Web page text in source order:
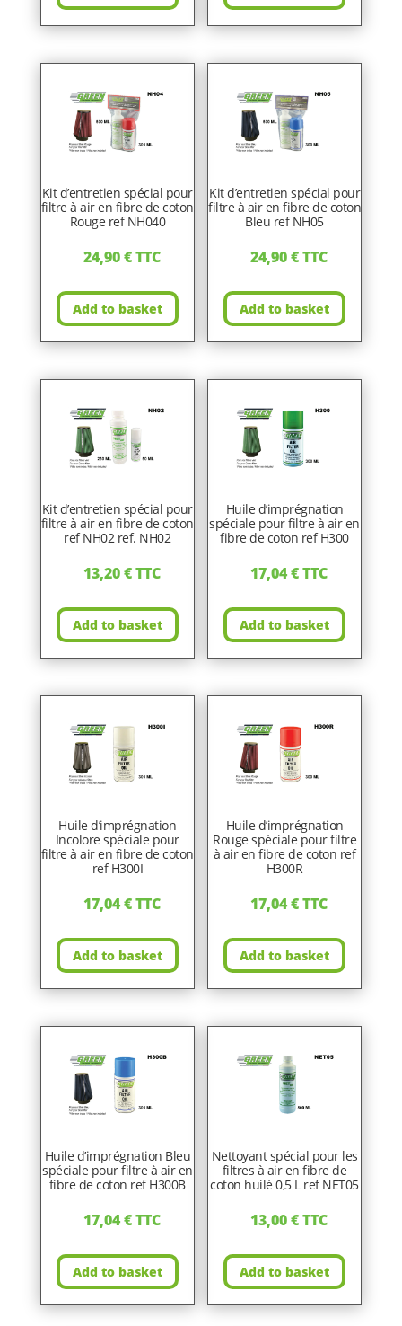
Kit d’entretien spécial pour
filtre à air en fibre de coton
Rouge ref NH040
24,90€TTC
Add to basket
Kit d’entretien spécial pour
filtre à air en fibre de coton
Bleu ref NH05
24,90€TTC
Add to basket
Kit d’entretien spécial pour
filtre à air en fibre de coton
ref NH02 ref. NH02
13,20€TTC
Add to basket
Huile d’imprégnation
spéciale pour filtre à air en
fibre de coton ref H300
17,04€TTC
Add to basket
Huile d’imprégnation
Incolore spéciale pour
filtre à air en fibre de coton
ref H300I
17,04€TTC
Add to basket
Huile d’imprégnation
Rouge spéciale pour filtre
à air en fibre de coton ref
H300R
17,04€TTC
Add to basket
Huile d’imprégnation Bleu
spéciale pour filtre à air en
fibre de coton ref H300B
17,04€TTC
Add to basket
Nettoyant spécial pour les
filtres à air en fibre de
coton huilé 0,5 L ref NET05
13,00€TTC
Add to basket